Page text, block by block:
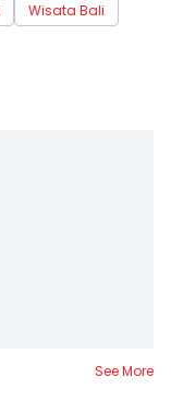
Wisata Bali
See More